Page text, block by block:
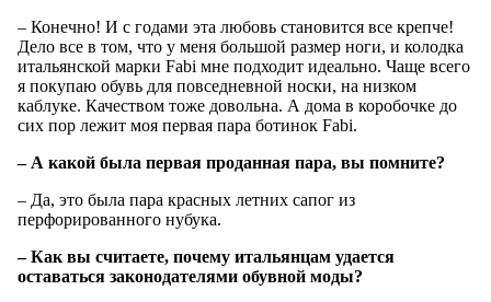
– Конечно! И с годами эта любовь становится все крепче!
Дело все в том, что у меня большой размер ноги, и колодка
итальянской марки Fabi мне подходит идеально. Чаще всего
я покупаю обувь для повседневной носки, на низком
каблуке. Качеством тоже довольна. А дома в коробочке до
сих пор лежит моя первая пара ботинок Fabi.
– А какой была первая проданная пара, вы помните?
– Да, это была пара красных летних сапог из
перфорированного нубука.
– Как вы считаете, почему итальянцам удается
оставаться законодателями обувной моды?